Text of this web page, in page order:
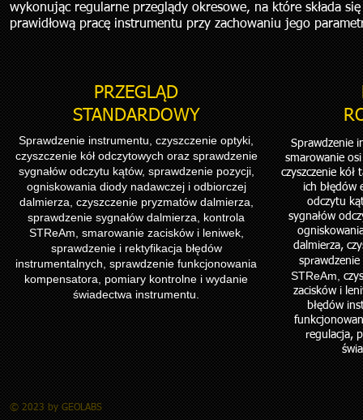
wykonując regularne przeglądy okresowe, na które składa
prawidłową pracę instrumentu przy zachowaniu jego
PRZEGLĄD
STANDARDOWY
Sprawdzenie instrumentu, czyszczenie optyki,
czyszczenie kół odczytowych oraz sprawdzenie
sygnałów odczytu kątów, sprawdzenie pozycji,
ogniskowania diody nadawczej i odbiorczej
dalmierza, czyszczenie pryzmatów dalmierza,
sprawdzenie sygnałów dalmierza, kontrola
STReAm, smarowanie zacisków i leniwek,
sprawdzenie i rektyfikacja błędów
instrumentalnych, sprawdzenie funkcjonowania
kompensatora, pomiary kontrolne i wydanie
świadectwa instrumentu.
Sprawdzenie
smarowanie
czyszczenie
ich błędów
odczytu
sygnałów
dalmierza,
STReAm,
zacisków i
błędów
regulacja,
© 2023 by GEOLABS